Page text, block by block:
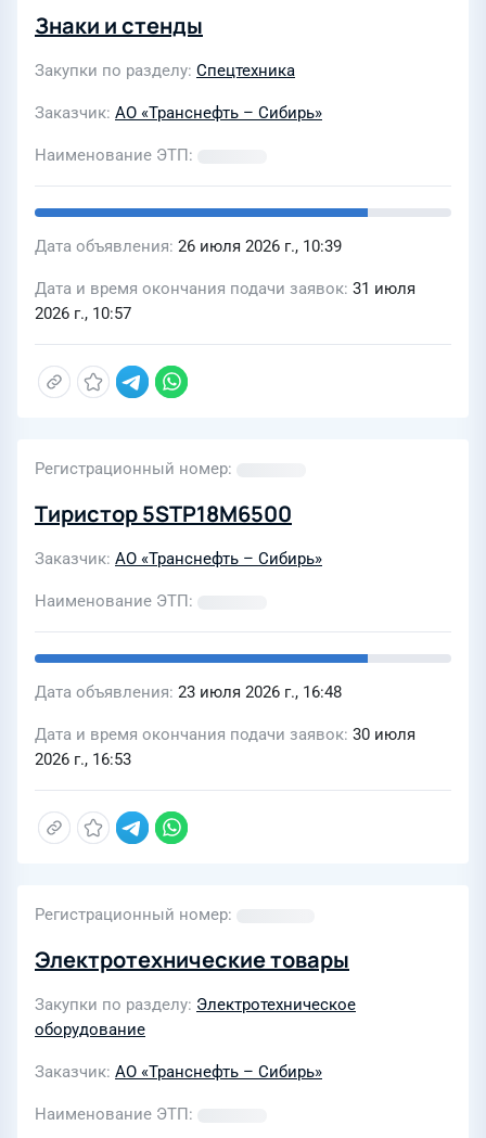
Знаки и стенды
Закупки по разделу Спецтехника
Заказчик АО «Транснефть – Сибирь»
Наименование ЭТП
Дата объявления 26 июля 2026 г., 10:39
Дата и время окончания подачи заявок 31 июля
2026 г., 10:57
Регистрационный номер
Тиристор 5STP18M6500
Заказчик АО «Транснефть – Сибирь»
Наименование ЭТП
Дата объявления 23 июля 2026 г., 16:48
Дата и время окончания подачи заявок 30 июля
2026 г., 16:53
Регистрационный номер
Электротехнические товары
Закупки по разделу Электротехническое
оборудование
Заказчик АО «Транснефть – Сибирь»
Наименование ЭТП